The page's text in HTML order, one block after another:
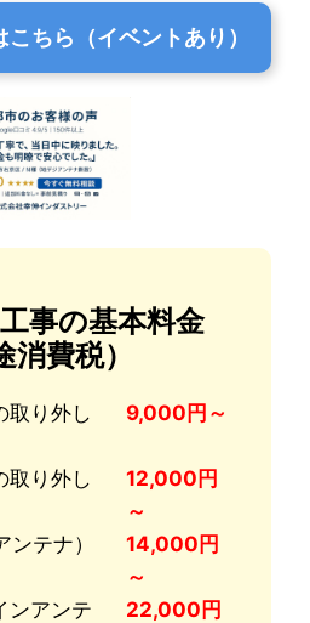
ちら（イベントあり）
事の基本料金
消費税）
取り外し
9,000円～
取り外し
12,000円
～
テナ）
14,000円
～
ンアンテ
22,000円